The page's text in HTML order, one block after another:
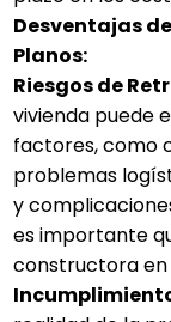
Desventajas
Planos:
Riesgos de
vivienda puede
factores, como
problemas
y
es importante
constructora en